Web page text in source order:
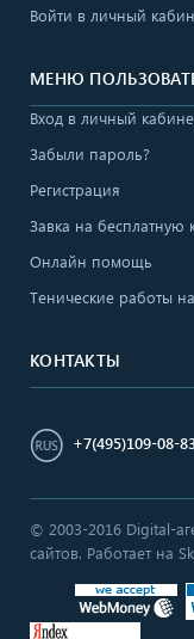
Войти в личный
МЕНЮ
Вход в личный
Забыли пароль?
Регистрация
Завка на бесплатную
Онлайн помощь
Тенические работы
КОНТАКТЫ
+7(495)109-08-
© 2003-2016 Digital-
сайтов. Работает на